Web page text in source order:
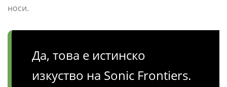
носи.
Да, това е истинско
изкуство на Sonic Frontiers.